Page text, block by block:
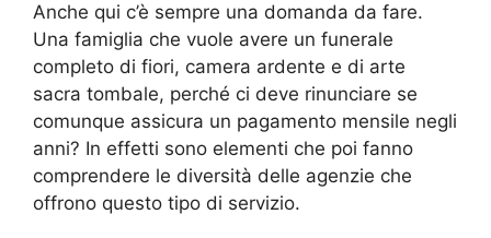
Anche qui c’è sempre una domanda da fare.
Una famiglia che vuole avere un funerale
completo di fiori, camera ardente e di arte
sacra tombale, perché ci deve rinunciare se
comunque assicura un pagamento mensile negli
anni? In effetti sono elementi che poi fanno
comprendere le diversità delle agenzie che
offrono questo tipo di servizio.